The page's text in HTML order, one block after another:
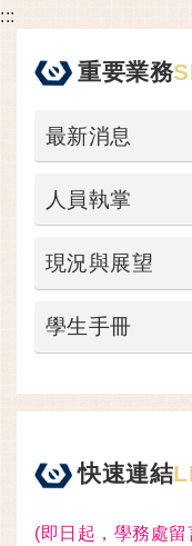
:::
重要業務
最新消息
人員執掌
現況與展望
學生手冊
快速連結
(即日起，學務處